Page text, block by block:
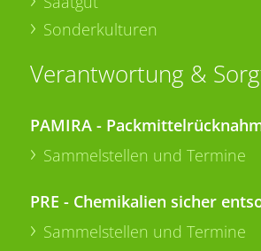
Sonderkulturen
Verantwortung &
PAMIRA -
Sammelstellen und Termine
PRE - Chemikalien sicher
Sammelstellen und Termine